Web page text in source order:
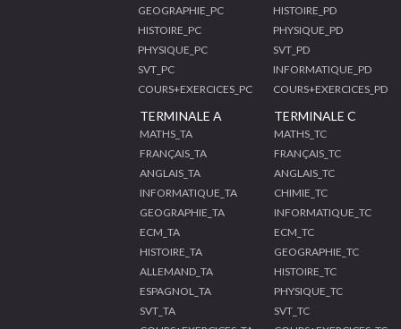
GEOGRAPHIE_PC
HISTOIRE_PC
PHYSIQUE_PC
SVT_PC
COURS+EXERCICES_PC
HISTOIRE_PD
PHYSIQUE_PD
SVT_PD
INFORMATIQUE_PD
COURS+EXERCICES_PD
TERMINALE A
MATHS_TA
FRANÇAIS_TA
ANGLAIS_TA
INFORMATIQUE_TA
GEOGRAPHIE_TA
ECM_TA
HISTOIRE_TA
ALLEMAND_TA
ESPAGNOL_TA
SVT_TA
TERMINALE C
MATHS_TC
FRANÇAIS_TC
ANGLAIS_TC
CHIMIE_TC
INFORMATIQUE_TC
ECM_TC
GEOGRAPHIE_TC
HISTOIRE_TC
PHYSIQUE_TC
SVT_TC